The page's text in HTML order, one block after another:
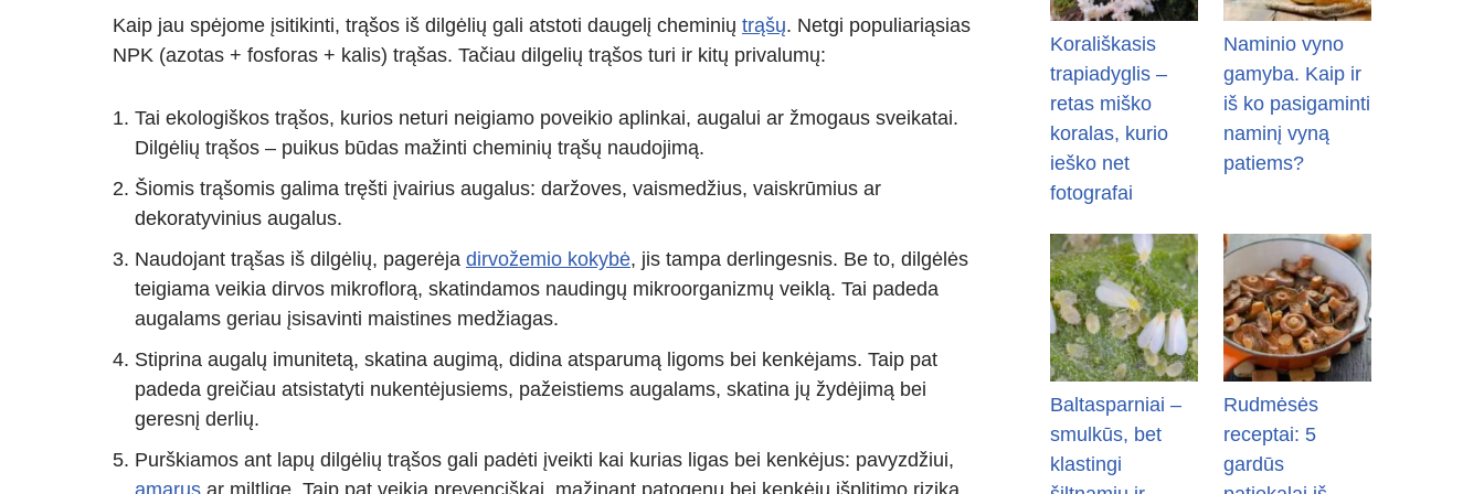
Kaip jau spėjome įsitikinti, trąšos iš dilgėlių gali atstoti daugelį cheminių trąšų. Netgi populiariąsias
NPK (azotas + fosforas + kalis) trąšas. Tačiau dilgelių trąšos turi ir kitų privalumų:
Tai ekologiškos trąšos, kurios neturi neigiamo poveikio aplinkai, augalui ar žmogaus sveikatai.
Dilgėlių trąšos – puikus būdas mažinti cheminių trąšų naudojimą.
Šiomis trąšomis galima tręšti įvairius augalus: daržoves, vaismedžius, vaiskrūmius ar
dekoratyvinius augalus.
Naudojant trąšas iš dilgėlių, pagerėja dirvožemio kokybė, jis tampa derlingesnis. Be to, dilgėlės
teigiama veikia dirvos mikroflorą, skatindamos naudingų mikroorganizmų veiklą. Tai padeda
augalams geriau įsisavinti maistines medžiagas.
Stiprina augalų imunitetą, skatina augimą, didina atsparumą ligoms bei kenkėjams. Taip pat
padeda greičiau atsistatyti nukentėjusiems, pažeistiems augalams, skatina jų žydėjimą bei
geresnį derlių.
Purškiamos ant lapų dilgėlių trąšos gali padėti įveikti kai kurias ligas bei kenkėjus: pavyzdžiui,
Korališkasis
trapiadyglis –
retas miško
koralas, kurio
ieško net
fotografai
Naminio vyno
gamyba. Kaip ir
iš ko pasigaminti
naminį vyną
patiems?
Baltasparniai –
smulkūs, bet
klastingi
Rudmėsės
receptai: 5
gardūs